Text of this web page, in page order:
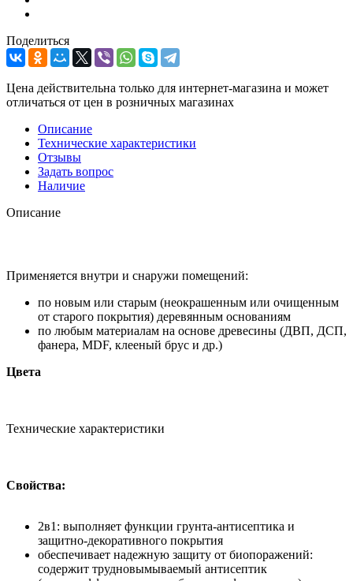
Поделиться
Цена действительна только для интернет-магазина и может
отличаться от цен в розничных магазинах
Описание
Технические характеристики
Отзывы
Задать вопрос
Наличие
Описание
Применяется внутри и снаружи помещений:
по новым или старым (неокрашенным или очищенным
от старого покрытия) деревянным основаниям
по любым материалам на основе древесины (ДВП, ДСП,
фанера, MDF, клееный брус и др.)
Цвета
Технические характеристики
Свойства:
2в1: выполняет функции грунта-антисептика и
защитно-декоративного покрытия
обеспечивает надежную защиту от биопоражений:
содержит трудновымываемый антисептик